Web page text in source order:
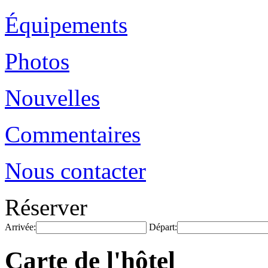
Équipements
Photos
Nouvelles
Commentaires
Nous contacter
Réserver
Arrivée: Départ:
Carte de l'hôtel